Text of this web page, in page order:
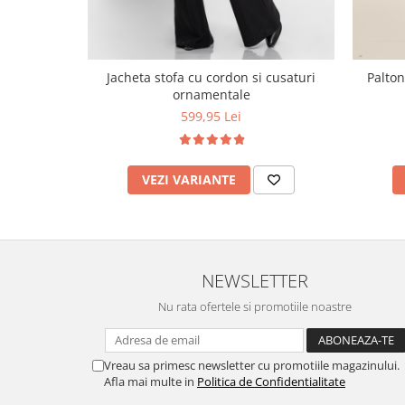
Jacheta stofa cu cordon si cusaturi
ornamentale
599,95 Lei
VEZI VARIANTE
NEWSLETTER
Nu rata ofertele si promotiile noastre
Vreau sa primesc newsletter cu promotiile magazinului.
Afla mai multe in Politica de Confidentialitate